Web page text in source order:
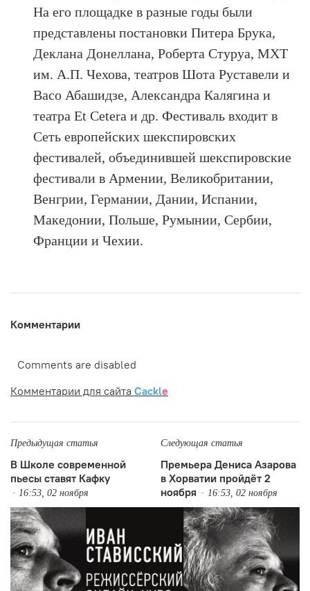
На его площадке в разные годы были
представлены постановки Питера Брука,
Деклана Донеллана, Роберта Стуруа, МХТ
им. А.П. Чехова, театров Шота Руставели и
Васо Абашидзе, Александра Калягина и
театра Et Cetera и др. Фестиваль входит в
Сеть европейских шекспировских
фестивалей, объединившей шекспировские
фестивали в Армении, Великобритании,
Венгрии, Германии, Дании, Испании,
Македонии, Польше, Румынии, Сербии,
Франции и Чехии.
Комментарии
Comments are disabled
Комментарии для сайта Cackle
Предыдущая статья
В Школе современной
пьесы ставят Кафку
16:53, 02 ноября
Следующая статья
Премьера Дениса Азарова
в Хорватии пройдёт 2
ноября
16:53, 02 ноября